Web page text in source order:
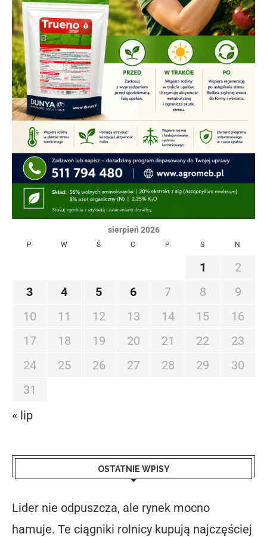
sierpień 2026
P W Ś C P S N
1
2
3
4 5 6 7 8
9
10
11 12 13 14 15
16
17
18 19 20 21 22
23
24
25 26 27 28 29
30
31
« lip
OSTATNIE WPISY
Lider nie odpuszcza, ale rynek mocno
hamuje. Te ciągniki rolnicy kupują najczęściej